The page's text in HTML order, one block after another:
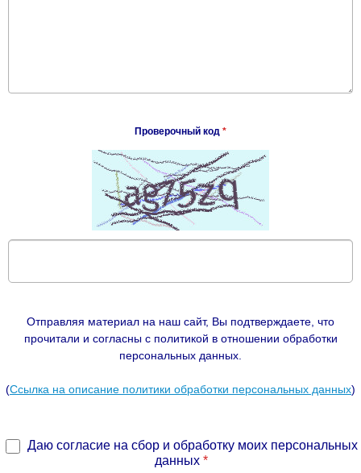
Проверочный код *
Отправляя материал на наш сайт, Вы подтверждаете, что
прочитали и согласны с политикой в отношении обработки
персональных данных.
(Ссылка на описание политики обработки персональных данных)
Даю согласие на сбор и обработку моих персональных
данных *